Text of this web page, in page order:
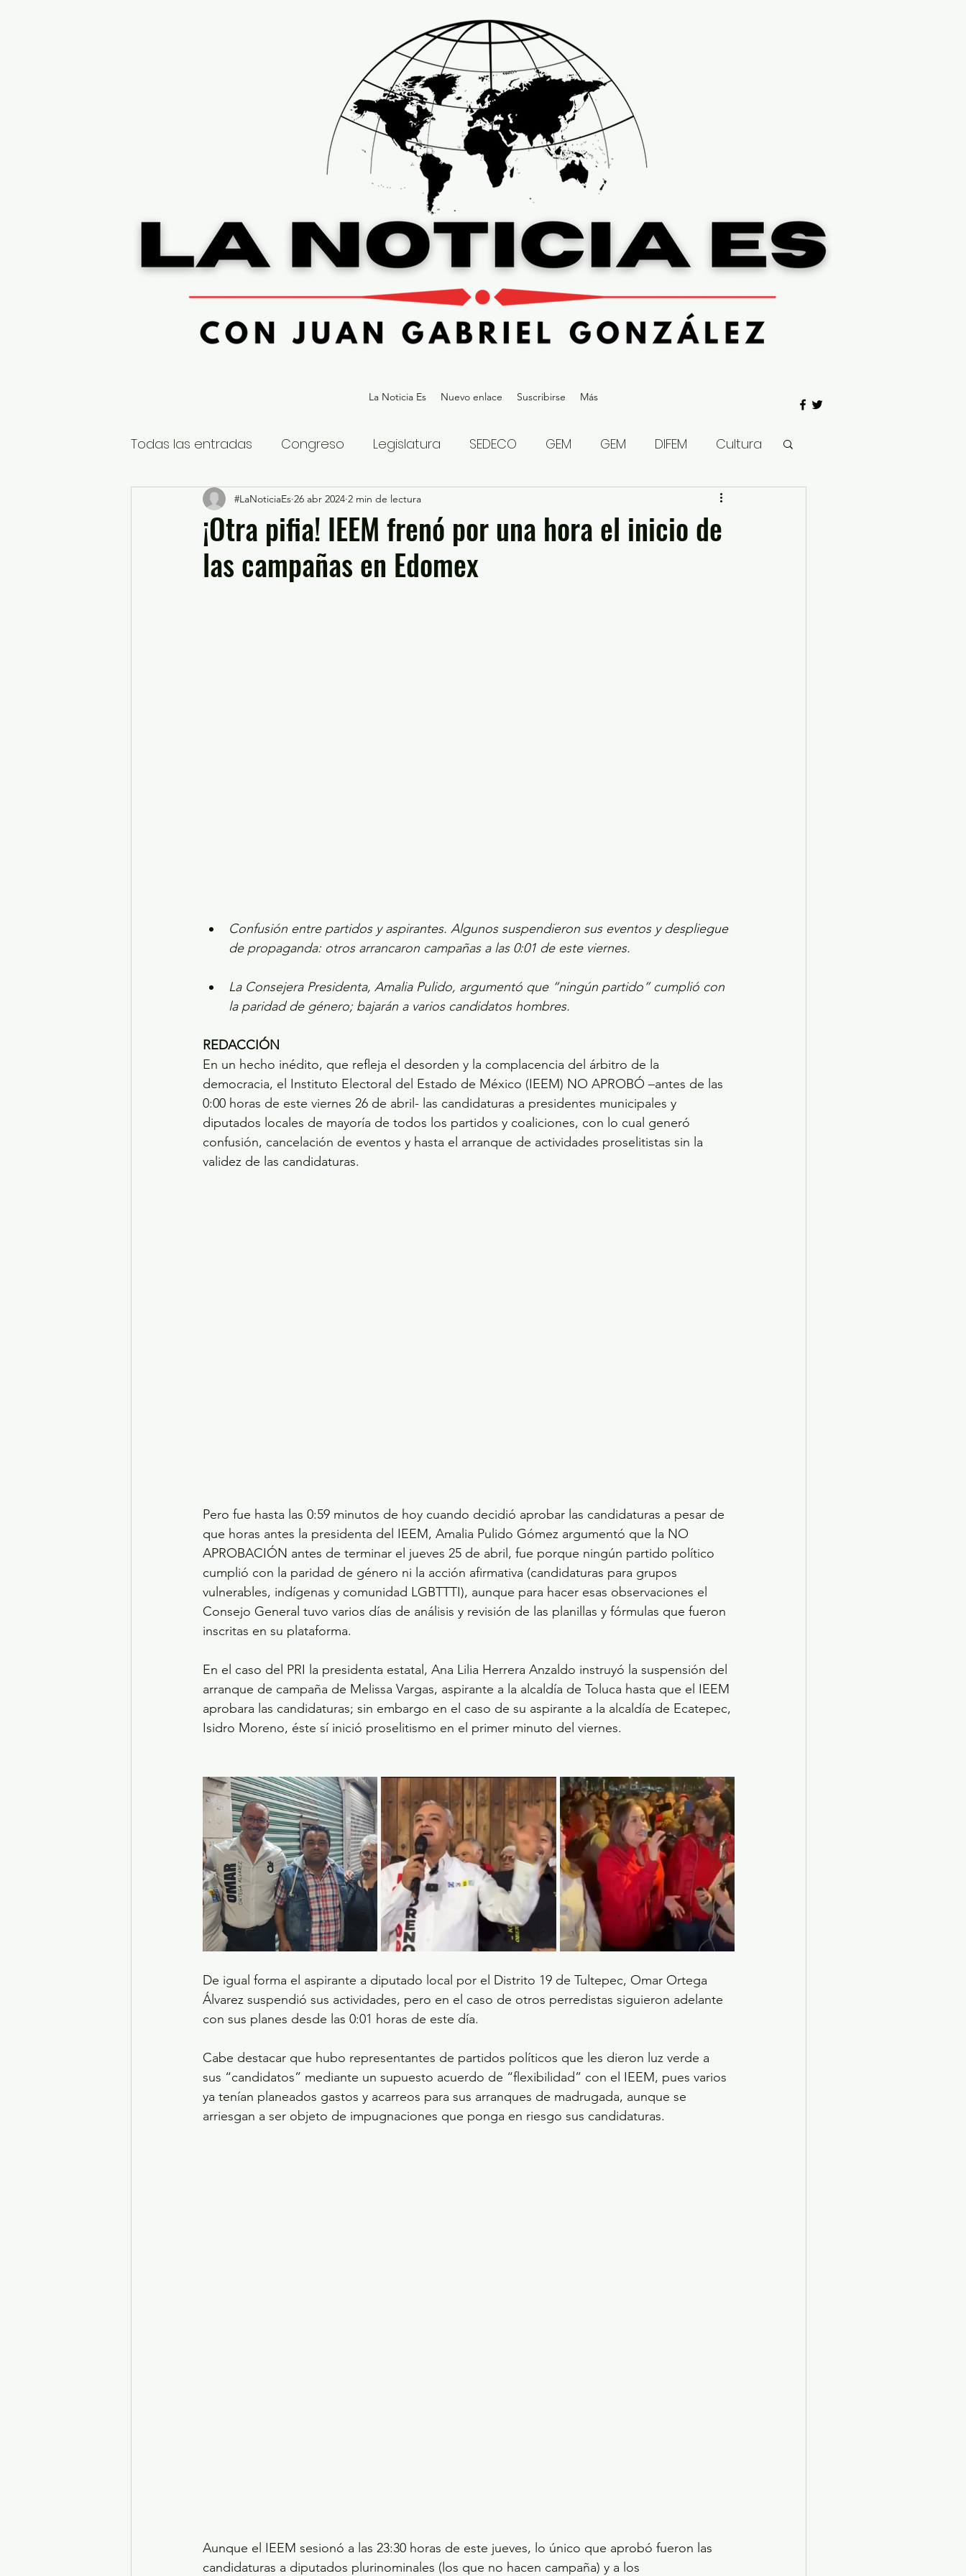
La Noticia Es Nuevo enlace Suscribirse Más
Todas las entradas Congreso Legislatura SEDECO GEM GEM DIFEM Cultura
Nacional Estatal Gubernatura Edoméx 2023
Educación y Cultura Seguridad y Justicia Denuncia Ciudadana
¡Otra pifia! IEEM frenó por una hora el inicio de
las campañas en Edomex
#LaNoticiaEs 26 abr 2024 2 min de lectura
Confusión entre partidos y aspirantes. Algunos suspendieron sus eventos y despliegue
de propaganda: otros arrancaron campañas a las 0:01 de este viernes.
La Consejera Presidenta, Amalia Pulido, argumentó que “ningún partido” cumplió con
la paridad de género; bajarán a varios candidatos hombres.
REDACCIÓN
En un hecho inédito, que refleja el desorden y la complacencia del árbitro de la
democracia, el Instituto Electoral del Estado de México (IEEM) NO APROBÓ –antes de las
0:00 horas de este viernes 26 de abril- las candidaturas a presidentes municipales y
diputados locales de mayoría de todos los partidos y coaliciones, con lo cual generó
confusión, cancelación de eventos y hasta el arranque de actividades proselitistas sin la
validez de las candidaturas.
Pero fue hasta las 0:59 minutos de hoy cuando decidió aprobar las candidaturas a pesar de
que horas antes la presidenta del IEEM, Amalia Pulido Gómez argumentó que la NO
APROBACIÓN antes de terminar el jueves 25 de abril, fue porque ningún partido político
cumplió con la paridad de género ni la acción afirmativa (candidaturas para grupos
vulnerables, indígenas y comunidad LGBTTTI), aunque para hacer esas observaciones el
Consejo General tuvo varios días de análisis y revisión de las planillas y fórmulas que fueron
inscritas en su plataforma.
En el caso del PRI la presidenta estatal, Ana Lilia Herrera Anzaldo instruyó la suspensión del
arranque de campaña de Melissa Vargas, aspirante a la alcaldía de Toluca hasta que el IEEM
aprobara las candidaturas; sin embargo en el caso de su aspirante a la alcaldía de Ecatepec,
Isidro Moreno, éste sí inició proselitismo en el primer minuto del viernes.
De igual forma el aspirante a diputado local por el Distrito 19 de Tultepec, Omar Ortega
Álvarez suspendió sus actividades, pero en el caso de otros perredistas siguieron adelante
con sus planes desde las 0:01 horas de este día.
Cabe destacar que hubo representantes de partidos políticos que les dieron luz verde a
sus “candidatos” mediante un supuesto acuerdo de “flexibilidad” con el IEEM, pues varios
ya tenían planeados gastos y acarreos para sus arranques de madrugada, aunque se
arriesgan a ser objeto de impugnaciones que ponga en riesgo sus candidaturas.
Aunque el IEEM sesionó a las 23:30 horas de este jueves, lo único que aprobó fueron las
candidaturas a diputados plurinominales (los que no hacen campaña) y a los